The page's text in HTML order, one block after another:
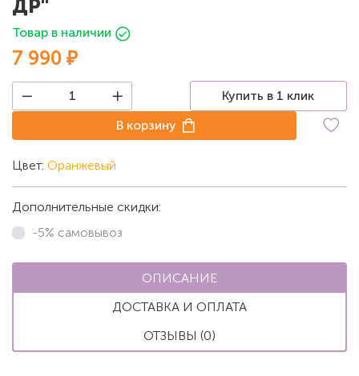
ДР"
Товар в наличии
7 990 ₽
Купить в 1 клик
В корзину
Цвет: Оранжевый
Дополнительные скидки:
-5% самовывоз
ОПИСАНИЕ
ДОСТАВКА И ОПЛАТА
ОТЗЫВЫ (0)